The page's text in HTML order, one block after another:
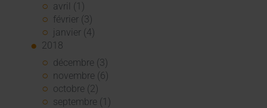
avril (1)
février (3)
janvier (4)
2018
décembre (3)
novembre (6)
octobre (2)
septembre (1)